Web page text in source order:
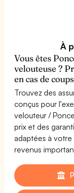
À
Vous êtes
velouteuse ?
en cas de
Trouvez des
conçus pour
velouteur /
prix et des
adaptées à
revenus